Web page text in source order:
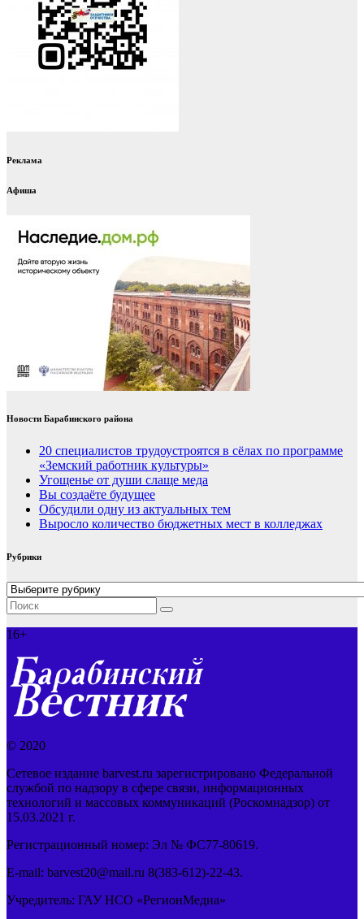
Реклама
Афиша
Новости Барабинского района
20 специалистов трудоустроятся в сёлах по программе
«Земский работник культуры»
Угощенье от души слаще меда
Вы создаёте будущее
Обсудили одну из актуальных тем
Выросло количество бюджетных мест в колледжах
Рубрики
Рубрики
16+
© 2020
Сетевое издание barvest.ru зарегистрировано Федеральной
службой по надзору в сфере связи, информационных
технологий и массовых коммуникаций (Роскомнадзор) от
15.03.2021 г.
Регистрационный номер: Эл № ФС77-80619.
E-mail: barvest20@mail.ru 8(383-612)-22-43.
Учредитель: ГАУ НСО «РегионМедиа»